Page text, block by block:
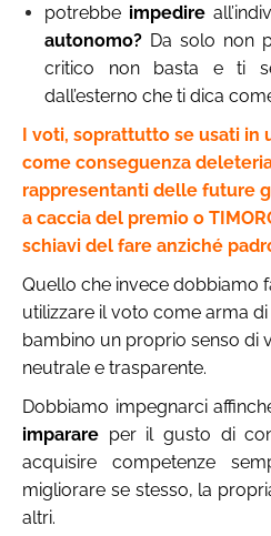
potrebbe impedire
autonomo? Da solo non
critico non basta e ti
dall’esterno che ti dica
I voti, soprattutto se usati in
come conseguenza
rappresentanti delle future
a caccia del premio o
schiavi del fare anziché
Quello che invece dobbiamo
utilizzare il voto come arma
bambino un proprio senso di
neutrale e trasparente.
Dobbiamo impegnarci
imparare per il gusto di
acquisire competenze
migliorare se stesso, la
altri.